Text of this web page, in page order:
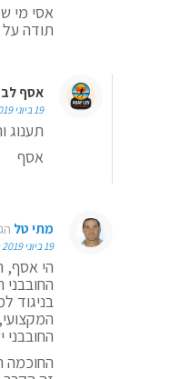
אסי מי
תודה על
אסף לב
19 ביוני 2019 בשעה 20:23
תענוג
אסף
מתי טל
19 ביוני 2019 בשעה 12:50
הי אסף,
בניגוד
החוכמה